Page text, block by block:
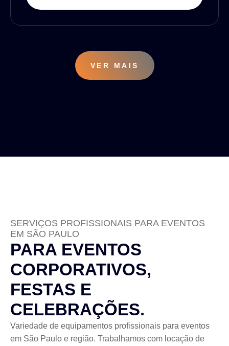
VER MAIS
SERVIÇOS PROFISSIONAIS PARA EVENTOS
EM SÃO PAULO
PARA EVENTOS
CORPORATIVOS,
FESTAS E
CELEBRAÇÕES.
Variedade de equipamentos profissionais para eventos
em São Paulo e região. Trabalhamos com locação de